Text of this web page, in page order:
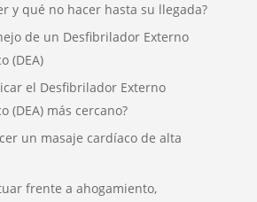
y qué no hacer hasta su llegada?
de un Desfibrilador Externo
(DEA)
el Desfibrilador Externo
(DEA) más cercano?
un masaje cardíaco de alta
frente a ahogamiento,